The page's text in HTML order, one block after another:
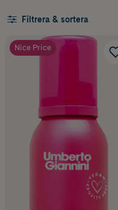
Filtrera & sortera
Nice Price